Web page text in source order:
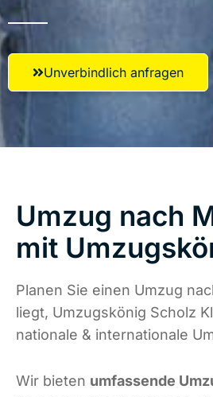
Unverbindlich anfragen
Umzug nach
mit
Planen Sie einen Umzug
liegt, Umzugskönig Scholz
nationale & internationale
Wir bieten umfassende